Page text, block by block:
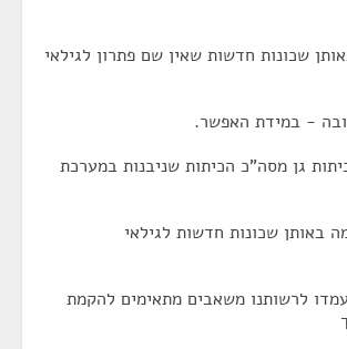
שכונות חדשות שאין שם פתרון לגילאי
- במידת האפשר.
גן מסה"כ הכיתות שניבנות במערכת
באותן שכונות חדשות לגילאי
לרשותנו משאבים מתאימים להקמת